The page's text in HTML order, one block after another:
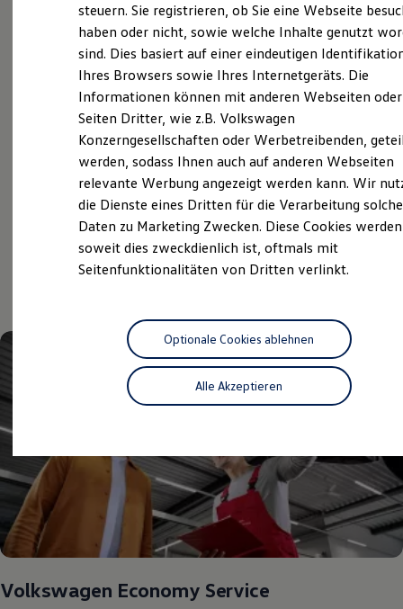
Fleet Interface Data
Multistop Pathfinder
Übersicht Software Updates
Digitales Bordbuch
Fahrerassistenz- und Sicherheitssysteme
Kontrollleuchten
Kurzfahrprofile und Ölverdünnung
Batterieverordnung
XTL-Dieselkraftstoff
Ersatzteile und Betriebsflüssigkeiten
Original Zubehör und Lifestyle Produkte
myVolkswagen
myVolkswagen Business
Elektrisch & Autonom
Unser Ansatz
Reichweitensimulator
Ladezeitensimulator
Ladelösungen für Privatkunden
Ladelösungen für Gewerbekunden
Wallbox und Ladekabel
Bidirektionales Laden
Fördermöglichkeiten für Gewerbekunden
Kostensimulator
Autonomes Fahren
Mehr zum ID. Buzz
Online Beratung
California Welt
California Club
Vanlife
Ratgeber
Unsere Leistungenim
Überblick
Service
Volkswagen Economy
Service
Aktuelle Highlights
und Angebote
Volkswagen Economy Service
steuern. Sie registrieren, ob Sie eine Webseite
haben oder nicht, sowie welche Inhalte genutzt
sind. Dies basiert auf einer eindeutigen
Ihres Browsers sowie Ihres Internetgeräts. Die
Informationen können mit anderen Webseiten oder
Seiten Dritter, wie z.B. Volkswagen
Konzerngesellschaften oder Werbetreibenden,
werden, sodass Ihnen auch auf anderen Webseiten
relevante Werbung angezeigt werden kann. Wir
die Dienste eines Dritten für die Verarbeitung
Daten zu Marketing Zwecken. Diese Cookies
soweit dies zweckdienlich ist, oftmals mit
Seitenfunktionalitäten von Dritten verlinkt.
Alle Akzeptieren
Optionale Cookies ablehnen